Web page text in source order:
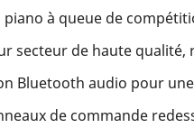
piano à queue de
secteur de haute
Bluetooth audio pour
de commande